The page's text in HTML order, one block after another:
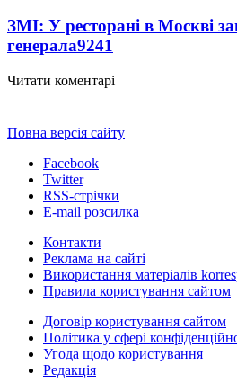
ЗМІ: У ресторані в Москві
генерала9241
Читати коментарі
Повна версія сайту
Facebook
Twitter
RSS-стрічки
E-mail розсилка
Контакти
Реклама на сайті
Використання матеріалів
Правила користування сайтом
Договір користування сайтом
Політика у сфері
Угода щодо користування
Редакція